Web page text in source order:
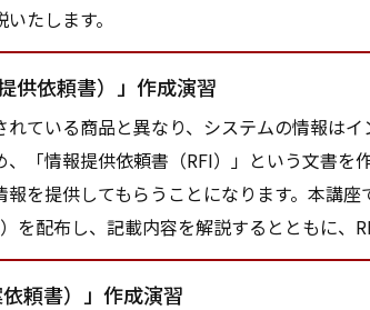
たします。
供依頼書）」作成演習
ている商品と異なり、システムの情報は
「情報提供依頼書（RFI）」という文書を
報を提供してもらうことになります。本講
を配布し、記載内容を解説するとともに、
依頼書）」作成演習